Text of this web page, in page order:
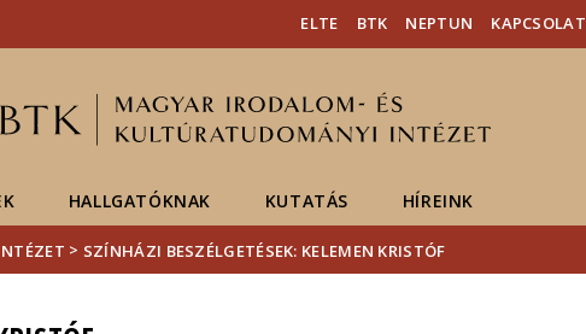
ELTE BTK NEPTUN KAPCSOLAT
HALLGATÓKNAK KUTATÁS HÍREINK
> SZÍNHÁZI BESZÉLGETÉSEK: KELEMEN KRISTÓF